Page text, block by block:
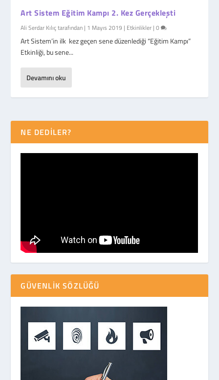
Art Sistem Eğitim Kampı 2. Kez Gerçekleşti
Ali Serdar Kılıçtarafından | 1 Mayıs 2019 | Etkinlikler |0
Art Sistem’in ilk kez geçen sene düzenlediği “Eğitim Kampı”
Etkinliği, bu sene...
Devamını oku
NE DEDİLER?
GÜVENLIK SÖZLÜĞÜ